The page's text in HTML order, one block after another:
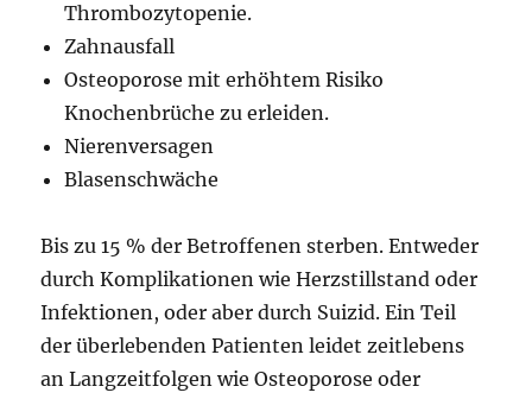
Thrombozytopenie.
Zahnausfall
Osteoporose mit erhöhtem Risiko
Knochenbrüche zu erleiden.
Nierenversagen
Blasenschwäche
Bis zu 15 % der Betroffenen sterben. Entweder
durch Komplikationen wie Herzstillstand oder
Infektionen, oder aber durch Suizid. Ein Teil
der überlebenden Patienten leidet zeitlebens
an Langzeitfolgen wie Osteoporose oder